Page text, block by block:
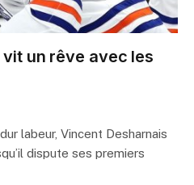
un rêve avec les
labeur, Vincent Desharnais
dispute ses premiers